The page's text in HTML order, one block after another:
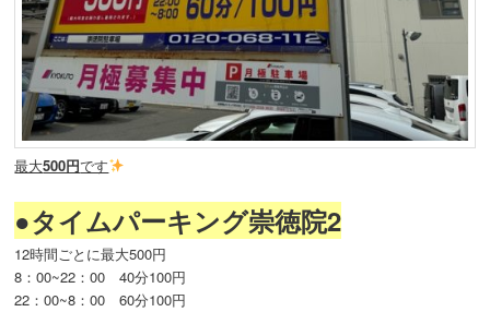
最大500円です
●タイムパーキング崇徳院2
12時間ごとに最大500円
8：00~22：00 40分100円
22：00~8：00 60分100円